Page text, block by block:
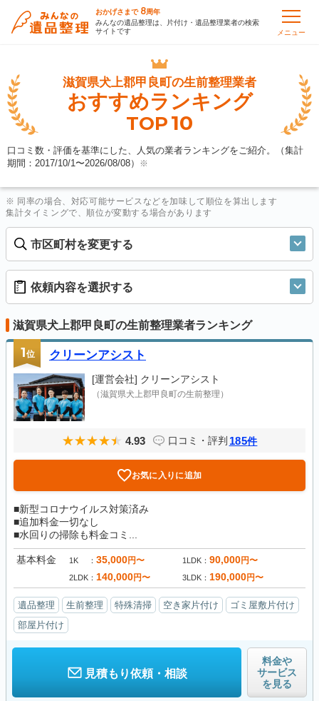
おかげさまで 8周年
みんなの遺品整理は、片付け・遺品整理業者の検索
サイトです
メニュー
滋賀県犬上郡甲良町の生前整理業者
おすすめランキング
TOP10
口コミ数・評価を基準にした、人気の業者ランキングをご紹介。（集計
期間：2017/10/1〜2026/08/08） ※
※ 同率の場合、対応可能サービスなどを加味して順位を算出します
集計タイミングで、順位が変動する場合があります
市区町村を変更する
依頼内容を選択する
滋賀県犬上郡甲良町の生前整理業者ランキング
1位 クリーンアシスト
[運営会社] クリーンアシスト
（滋賀県犬上郡甲良町の生前整理）
4.93 口コミ・評判 185件
お気に入りに追加
■新型コロナウイルス対策済み
■追加料金一切なし
■水回りの掃除も料金コミ...
基本料金 1K 35,000円〜 1LDK 90,000円〜
2LDK 140,000円〜 3LDK 190,000円〜
遺品整理 生前整理 特殊清掃 空き家片付け
ゴミ屋敷片付け
部屋片付け
見積もり依頼・相談
料金や
サービス
を見る